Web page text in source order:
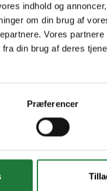
indhold og
om din brug af
Vores
din brug af deres
Præferencer
December 2019
June 2019
Forrige